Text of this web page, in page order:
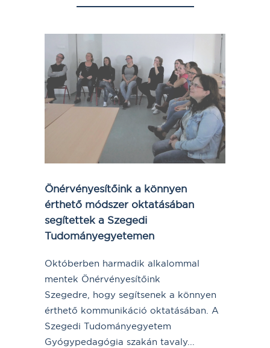
Önérvényesítőink a könnyen
érthető módszer oktatásában
segítettek a Szegedi
Tudományegyetemen
Októberben harmadik alkalommal
mentek Önérvényesítőink
Szegedre, hogy segítsenek a könnyen
érthető kommunikáció oktatásában. A
Szegedi Tudományegyetem
Gyógypedagógia szakán tavaly...